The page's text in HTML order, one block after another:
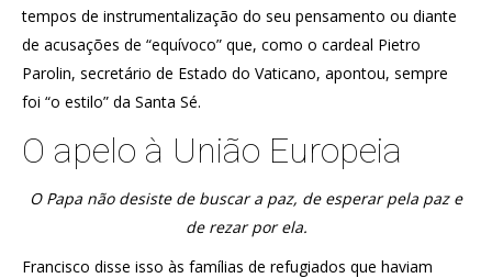
tempos de instrumentalização do seu pensamento ou diante
de acusações de “equívoco” que, como o cardeal Pietro
Parolin, secretário de Estado do Vaticano, apontou, sempre
foi “o estilo” da Santa Sé.
O apelo à União Europeia
O Papa não desiste de buscar a paz, de esperar pela paz e
de rezar por ela.
Francisco disse isso às famílias de refugiados que haviam